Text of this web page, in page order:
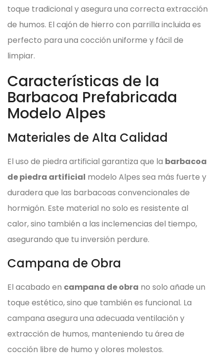
toque tradicional y asegura una correcta extracción
de humos. El cajón de hierro con parrilla incluida es
perfecto para una cocción uniforme y fácil de
limpiar.
Características de la
Barbacoa Prefabricada
Modelo Alpes
Materiales de Alta Calidad
El uso de piedra artificial garantiza que la barbacoa
de piedra artificial modelo Alpes sea más fuerte y
duradera que las barbacoas convencionales de
hormigón. Este material no solo es resistente al
calor, sino también a las inclemencias del tiempo,
asegurando que tu inversión perdure.
Campana de Obra
El acabado en campana de obra no solo añade un
toque estético, sino que también es funcional. La
campana asegura una adecuada ventilación y
extracción de humos, manteniendo tu área de
cocción libre de humo y olores molestos.